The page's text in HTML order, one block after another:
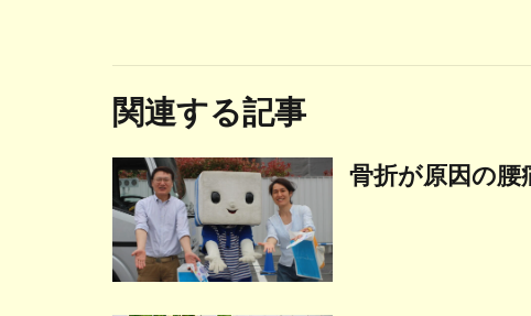
関連する記事
骨折が原因の腰